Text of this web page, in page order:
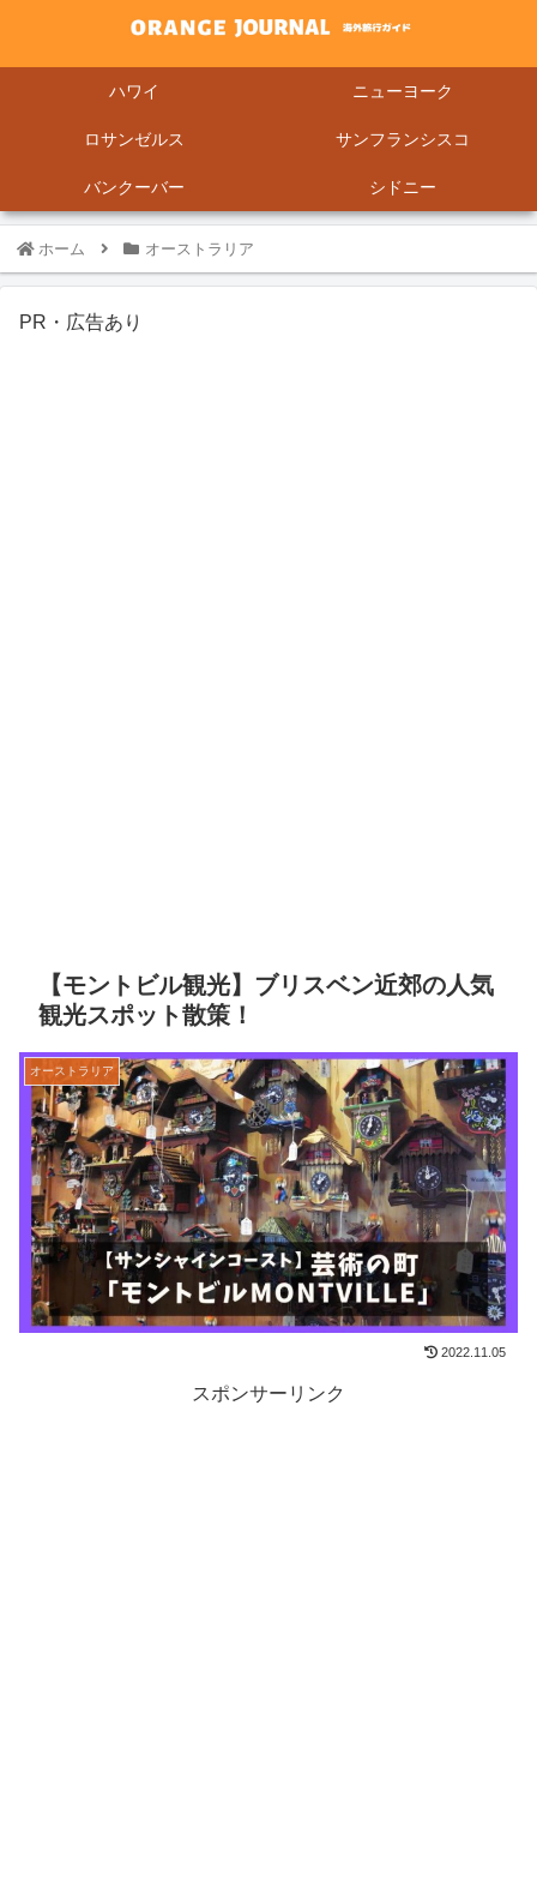
ハワイ ニューヨーク
ロサンゼルス サンフランシスコ
バンクーバー シドニー
ホーム オーストラリア
PR・広告あり
【モントビル観光】ブリスベン近郊の人気
観光スポット散策！
オーストラリア
2022.11.05
スポンサーリンク